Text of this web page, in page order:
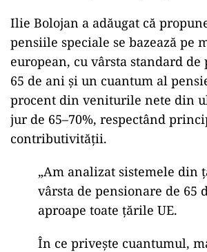
Ilie Bolojan a adăugat că
pensiile speciale se bazează pe
european, cu vârsta standard de
65 de ani și un cuantum al
procent din veniturile nete din
jur de 65–70%, respectând
contributivității.
„Am analizat sistemele din
vârsta de pensionare de 65
aproape toate țările UE.
În ce privește cuantumul,